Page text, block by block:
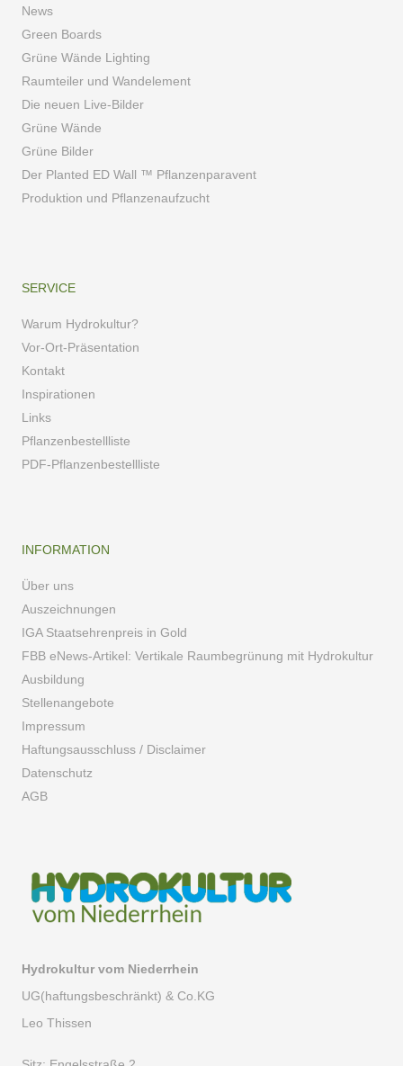
News
Green Boards
Grüne Wände Lighting
Raumteiler und Wandelement
Die neuen Live-Bilder
Grüne Wände
Grüne Bilder
Der Planted ED Wall ™ Pflanzenparavent
Produktion und Pflanzenaufzucht
SERVICE
Warum Hydrokultur?
Vor-Ort-Präsentation
Kontakt
Inspirationen
Links
Pflanzenbestellliste
PDF-Pflanzenbestellliste
INFORMATION
Über uns
Auszeichnungen
IGA Staatsehrenpreis in Gold
FBB eNews-Artikel: Vertikale Raumbegrünung mit Hydrokultur
Ausbildung
Stellenangebote
Impressum
Haftungsausschluss / Disclaimer
Datenschutz
AGB
Hydrokultur vom Niederrhein
UG(haftungsbeschränkt) & Co.KG
Leo Thissen